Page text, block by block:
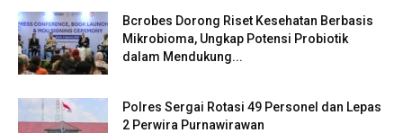
Bcrobes Dorong Riset Kesehatan Berbasis
Mikrobioma, Ungkap Potensi Probiotik
dalam Mendukung...
Polres Sergai Rotasi 49 Personel dan Lepas
2 Perwira Purnawirawan